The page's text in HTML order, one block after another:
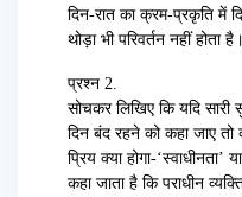
दिन-रात का क्रम-प्रकृति में
थोड़ा भी परिवर्तन नहीं होता है।
प्रश्न 2.
सोचकर लिखिए कि यदि
दिन बंद रहने को कहा जाए
प्रिय क्या होगा-‘स्वाधीनता’
कहा जाता है कि पराधीन